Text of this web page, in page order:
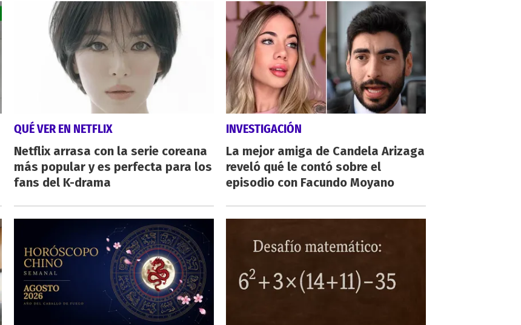
QUÉ VER EN NETFLIX
Netflix arrasa con la serie coreana
más popular y es perfecta para los
fans del K-drama
INVESTIGACIÓN
La mejor amiga de Candela Arizaga
reveló qué le contó sobre el
episodio con Facundo Moyano